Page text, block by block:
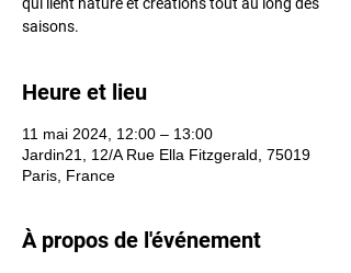
Heure et lieu
11 mai 2024, 12:00 – 13:00
Jardin21, 12/A Rue Ella Fitzgerald, 75019
Paris, France
À propos de l'événement